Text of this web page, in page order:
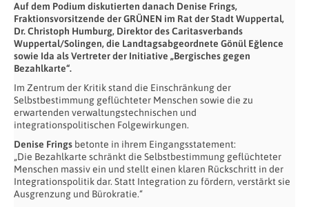
Auf dem Podium diskutierten danach Denise Frings,
Fraktionsvorsitzende der GRÜNEN im Rat der Stadt Wuppertal,
Dr. Christoph Humburg, Direktor des Caritasverbands
Wuppertal/Solingen, die Landtagsabgeordnete Gönül Eğlence
sowie Ida als Vertreter der Initiative „Bergisches gegen
Bezahlkarte“.
Im Zentrum der Kritik stand die Einschränkung der
Selbstbestimmung geflüchteter Menschen sowie die zu
erwartenden verwaltungstechnischen und
integrationspolitischen Folgewirkungen.
Denise Frings betonte in ihrem Eingangsstatement:
„Die Bezahlkarte schränkt die Selbstbestimmung geflüchteter
Menschen massiv ein und stellt einen klaren Rückschritt in der
Integrationspolitik dar. Statt Integration zu fördern, verstärkt sie
Ausgrenzung und Bürokratie.“